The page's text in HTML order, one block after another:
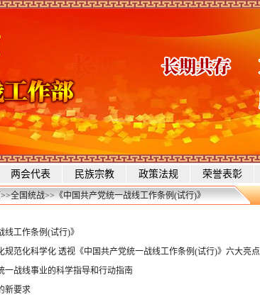
两会代表 民族宗教 政策法规 荣誉表彰
>>全国统战>>《中国共产党统一战线工作条例(试行)》
线工作条例(试行)》
规范化科学化 透视《中国共产党统一战线工作条例(试行)》六大亮点
一战线事业的科学指导和行动指南
新要求